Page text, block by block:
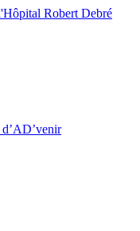
d’AD’venir